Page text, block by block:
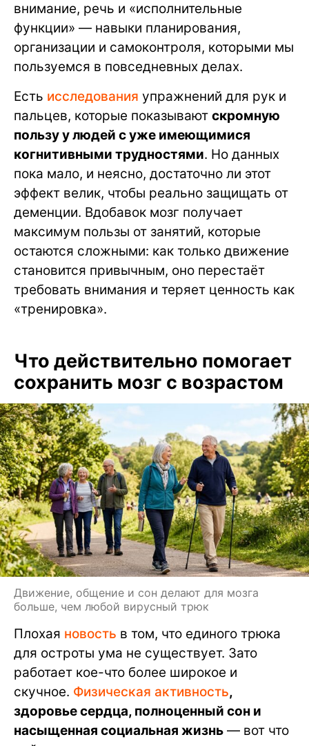
внимание, речь и «исполнительные
функции» — навыки планирования,
организации и самоконтроля, которыми мы
пользуемся в повседневных делах.
Есть исследования упражнений для рук и
пальцев, которые показывают скромную
пользу у людей с уже имеющимися
когнитивными трудностями. Но данных
пока мало, и неясно, достаточно ли этот
эффект велик, чтобы реально защищать от
деменции. Вдобавок мозг получает
максимум пользы от занятий, которые
остаются сложными: как только движение
становится привычным, оно перестаёт
требовать внимания и теряет ценность как
«тренировка».
Что действительно помогает
сохранить мозг с возрастом
Движение, общение и сон делают для мозга
больше, чем любой вирусный трюк
Плохая новость в том, что единого трюка
для остроты ума не существует. Зато
работает кое-что более широкое и
скучное. Физическая активность,
здоровье сердца, полноценный сон и
насыщенная социальная жизнь — вот что